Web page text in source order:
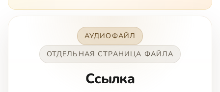
целиакией страдает в одиночестве, не представляя
АУДИОФАЙЛ
ОТДЕЛЬНАЯ СТРАНИЦА ФАЙЛА
Ссылка